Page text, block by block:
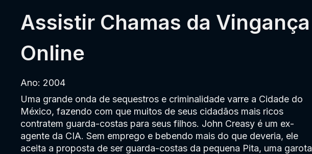
Assistir Chamas da Vingança
Online
Ano: 2004
Uma grande onda de sequestros e criminalidade varre a Cidade do
México, fazendo com que muitos de seus cidadãos mais ricos
contratem guarda-costas para seus filhos. John Creasy é um ex-
agente da CIA. Sem emprego e bebendo mais do que deveria, ele
aceita a proposta de ser guarda-costas da pequena Pita, uma garota